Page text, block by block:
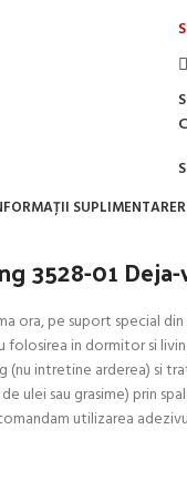
SUPLIMENTARE
3528-01
pe suport special
in dormitor si
(nu intretine arderea)
sau grasime) prin
utilizarea